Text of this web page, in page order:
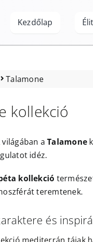
Kezdőlap
Talamone
kollekció
világában aTalamone
idéz.
kollekció
teremtenek.
és